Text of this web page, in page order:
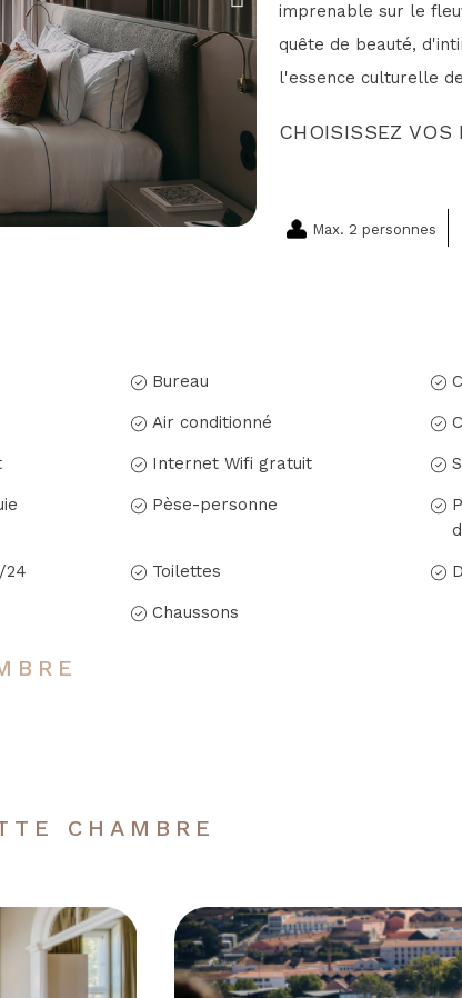
Max. 2 personnes
imprenable sur le
quête de beauté,
l'essence culturelle
CHOISISSEZ VOS
Bureau
Air conditionné
Internet Wifi gratuit
Pèse-personne
24 Toilettes
Chaussons
CHAMBRE